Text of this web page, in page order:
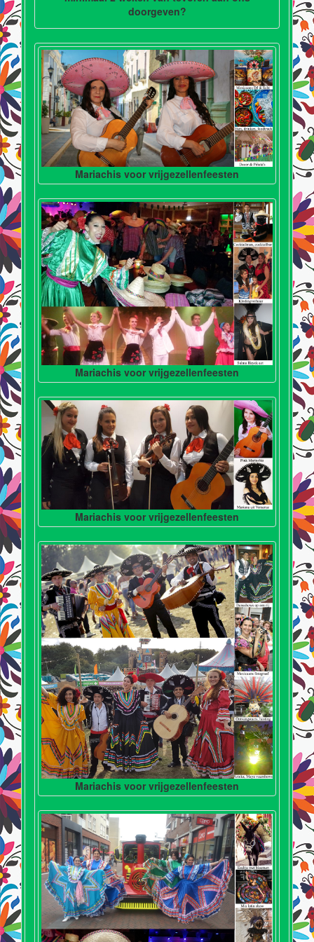
doorgeven?
Mariachis voor vrijgezellenfeesten
Mariachis voor vrijgezellenfeesten
Mariachis voor vrijgezellenfeesten
Mariachis voor vrijgezellenfeesten